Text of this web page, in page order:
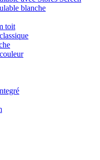
blanche
toit